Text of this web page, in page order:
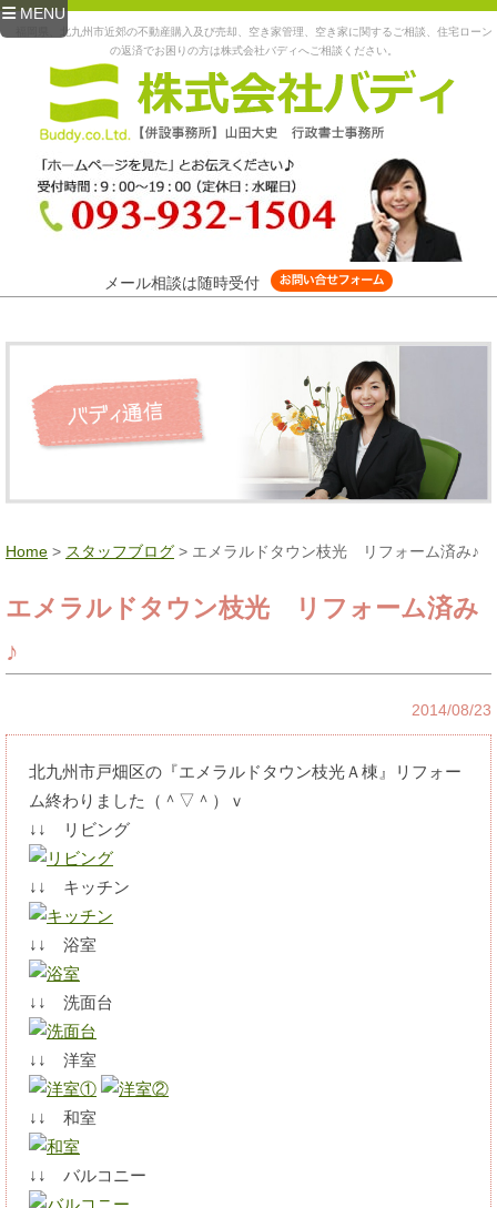
MENU
福岡県、北九州市近郊の不動産購入及び売却、空き家管理、空き家に関するご相談、住宅ローン
の返済でお困りの方は株式会社バディへご相談ください。
メール相談は随時受付
Home > スタッフブログ > エメラルドタウン枝光 リフォーム済み♪
エメラルドタウン枝光 リフォーム済み
♪
2014/08/23
北九州市戸畑区の『エメラルドタウン枝光Ａ棟』リフォー
ム終わりました（＾▽＾）ｖ
↓↓ リビング
↓↓ キッチン
↓↓ 浴室
↓↓ 洗面台
↓↓ 洋室
↓↓ 和室
↓↓ バルコニー